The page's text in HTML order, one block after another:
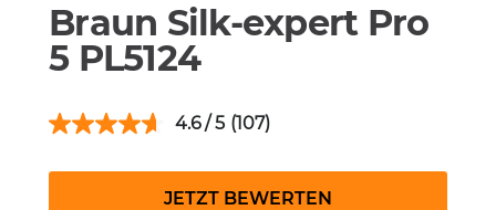
Braun Silk-expert Pro
5 PL5124
4.6 (107)
JETZT BEWERTEN